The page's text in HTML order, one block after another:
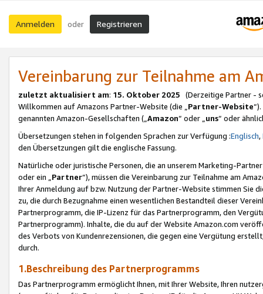
Anmelden oder Registrieren
Vereinbarung zur Teilnahme am
zuletzt aktualisiert am: 15. Oktober 2025 (Derzeitige Partner -
Willkommen auf Amazons Partner-Website (die „Partner-Website
genannten Amazon-Gesellschaften („Amazon“ oder „uns“ oder
Übersetzungen stehen in folgenden Sprachen zur Verfügung :Englisch,
den Übersetzungen gilt die englische Fassung.
Natürliche oder juristische Personen, die an unserem Marketing-
oder ein „Partner“), müssen die Vereinbarung zur Teilnahme am
Ihrer Anmeldung auf bzw. Nutzung der Partner-Website stimmen Sie
zu, die durch Bezugnahme einen wesentlichen Bestandteil dieser
Partnerprogramm, die IP-Lizenz für das Partnerprogramm, den
Partnerprogramm). Inhalte, die du auf der Website Amazon.com
des Verbots von Kundenrezensionen, die gegen eine Vergütung
durch.
1.Beschreibung des Partnerprogramms
Das Partnerprogramm ermöglicht Ihnen, mit Ihrer Website, Ihren